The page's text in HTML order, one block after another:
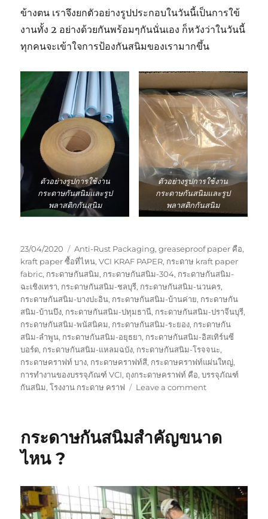
ข้างตน เราจึงยกตัวอย่างรูปประกอบในวันนี้เป็นการใข้
งานทั้ง 2 อย่างด้วยกันพร้อมๆกันนั่นเอง ก็หวังว่าในวันนี้
ทุกคนจะเข้าใจการป้องกันสนิมของเรามากขึ้น
ตัวอย่างรูปการใช้งาน
กระดาษกันสนิมและรูป
พลาสติกกันสนิม
ตัวอย่างรูปการใช้งาน
กระดาษกันสนิมและรูป
พลาสติกกันสนิม
Posted
on
23/04/2020 Tags
Anti-Rust Packaging,greaseproof paper คือ,
kraft paper ซื้อที่ไหน,VCI KRAF PAPER, กระดาษ kraft paper
fabric, กระดาษกันสนิม, กระดาษกันสนิม-304, กระดาษกันสนิม-
ฉะเชิงเทรา, กระดาษกันสนิม-ชลบุรี, กระดาษกันสนิม-นวนคร,
กระดาษกันสนิม-บางปะอิน, กระดาษกันสนิม-บ้านค่าย, กระดาษกัน
สนิม-บ้านบึง, กระดาษกันสนิม-ปทุมธานี, กระดาษกันสนิม-ปราจีนบุรี,
กระดาษกันสนิม-พนัสนิคม, กระดาษกันสนิม-ระยอง, กระดาษกัน
สนิม-ลำพูน, กระดาษกันสนิม-อยุธยา, กระดาษกันสนิม-อิสเทิร์นซี
บอร์ด, กระดาษกันสนิม-แหลมฉบัง, กระดาษกันสนิม-โรจจนะ,
กระดาษคราฟท์ บาง, กระดาษคราฟท์สี, กระดาษคราฟท์แผ่นใหญ่,
การทำงานของบรรจุภัณฑ์ VCI, ถุงกระดาษคราฟท์ คือ,บรรจุภัณฑ์
กันสนิม,โรงงาน กระดาษ คราฟ Leave a commenton
กับ
สนิม
ใช้
งาน
กระดาษกันสนิมสำคัญขนาด
ไหน ?